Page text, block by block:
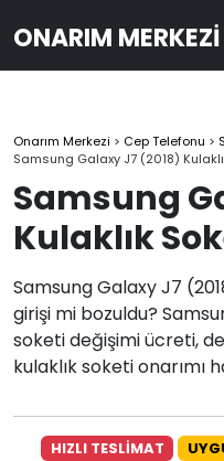
ONARIM MERKEZI
Onarım Merkezi > Cep Telefonu >
Samsung Galaxy J7 (2018)
Samsung
Kulaklık
Samsung Galaxy J7
girişi mi bozuldu?
soketi değişimi ücreti,
kulaklık soketi onarımı
HIZLI TESLİMAT